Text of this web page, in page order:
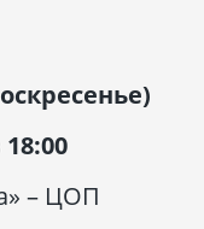
– ЦОП